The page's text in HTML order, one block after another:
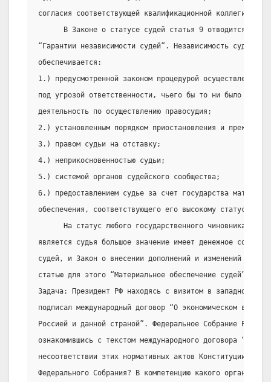
согласия соответствующей квалификационной коллегии
В Законе о статусе судей статья 9 отводится под
“Гарантии независимости судей”. Независимость судьи,
обеспечивается:
1.) предусмотренной законом процедурой осуществления
под угрозой ответственности, чьего бы то ни было
деятельность по осуществлению правосудия;
2.) установленным порядком приостановления и
3.) правом судьи на отставку;
4.) неприкосновенностью судьи;
5.) системой органов судейского сообщества;
6.) предоставлением судье за счет государства
обеспечения, соответствующего его высокому статусу.
На статус любого государственного чиновника,
является судья большое значение имеет денежное
судей, и Закон о внесении дополнений и изменений
статью для этого “Материальное обеспечение судей”
Задача: Президент РФ находясь с визитом в
подписал международный договор “О экономическом
Россией и данной страной”. Федеральное Собрание
ознакомившись с текстом международного договора
несоответствии этих нормативных актов Конституции РФ.
Федерального Собрания? В компетенцию какого органа